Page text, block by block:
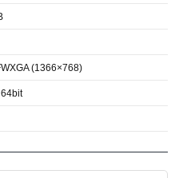
(1366×768)